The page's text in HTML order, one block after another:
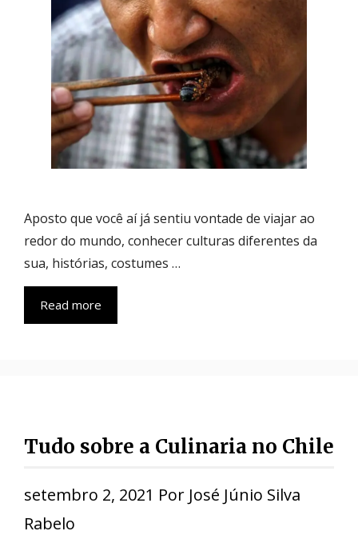
Aposto que você aí já sentiu vontade de viajar ao
redor do mundo, conhecer culturas diferentes da
sua, histórias, costumes …
Read more
Tudo sobre a Culinaria no Chile
setembro 2, 2021 Por José Júnio Silva
Rabelo